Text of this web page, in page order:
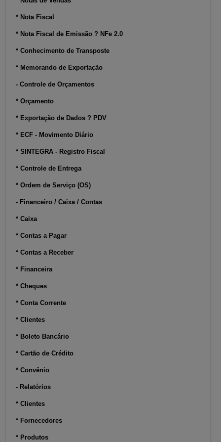
* Nota Fiscal
* Nota Fiscal de Emissão ? NFe 2.0
* Conhecimento de Transposte
* Memorando de Exportação
- Controle de Orçamentos
* Orçamento
* Exportação de Dados ? PDV
* ECF - Movimento Diário
* SINTEGRA - Registro Fiscal
* Controle de Entrega
* Ordem de Serviço (OS)
- Financeiro / Caixa / Contas
* Caixa
* Contas a Pagar
* Contas a Receber
* Financeira
* Cheques
* Conta Corrente
* Clientes
* Boleto Bancário
* Cartão de Crédito
* Convênio
- Relatórios
* Clientes
* Fornecedores
* Produtos